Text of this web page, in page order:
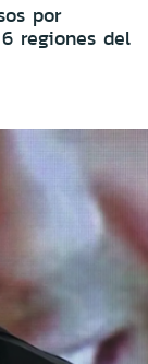
por
regiones del